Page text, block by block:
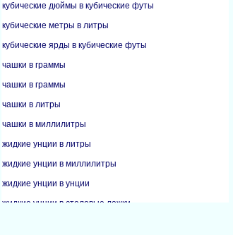
кубические дюймы в кубические футы
кубические метры в литры
кубические ярды в кубические футы
чашки в граммы
чашки в граммы
чашки в литры
чашки в миллилитры
жидкие унции в литры
жидкие унции в миллилитры
жидкие унции в унции
жидкие унции в столовые ложки